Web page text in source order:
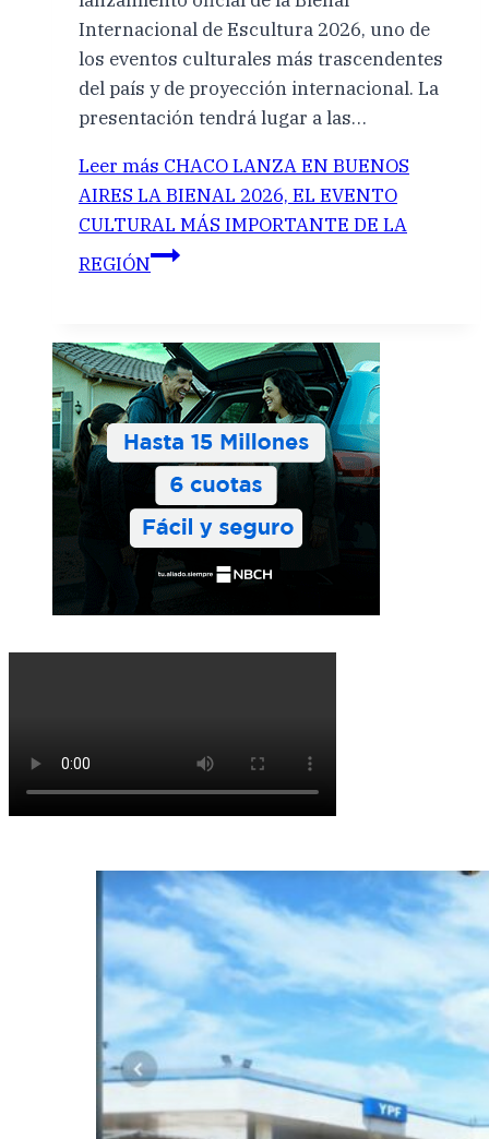
Internacional de Escultura 2026, uno de
los eventos culturales más trascendentes
del país y de proyección internacional. La
presentación tendrá lugar a las…
Leer más CHACO LANZA EN BUENOS
AIRES LA BIENAL 2026, EL EVENTO
CULTURAL MÁS IMPORTANTE DE LA
REGIÓN